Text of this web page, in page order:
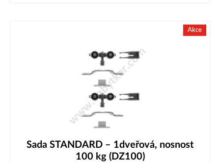
Akce
Sada STANDARD – 1dveřová, nosnost
100 kg (DZ100)